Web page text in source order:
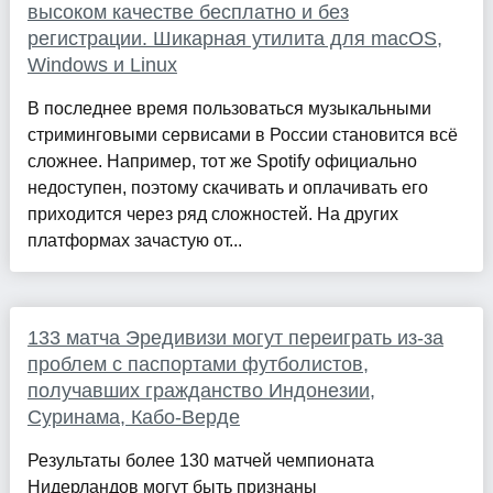
высоком качестве бесплатно и без
регистрации. Шикарная утилита для macOS,
Windows и Linux
В последнее время пользоваться музыкальными
стриминговыми сервисами в России становится всё
сложнее. Например, тот же Spotify официально
недоступен, поэтому скачивать и оплачивать его
приходится через ряд сложностей. На других
платформах зачастую от...
133 матча Эредивизи могут переиграть из-за
проблем с паспортами футболистов,
получавших гражданство Индонезии,
Суринама, Кабо-Верде
Результаты более 130 матчей чемпионата
Нидерландов могут быть признаны